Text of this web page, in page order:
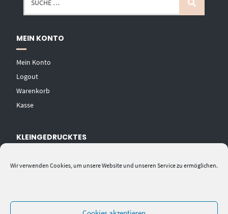
Wir verwenden Cookies, um unsere Website und unseren Service zu ermöglichen.
MEIN KONTO
Mein Konto
Logout
Warenkorb
Kasse
KLEINGEDRUCKTES
Impressum